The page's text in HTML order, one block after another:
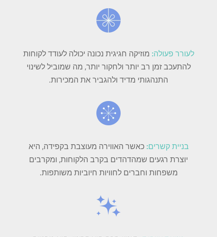
לעורר פעולה: מוזיקה חגיגית נכונה יכולה לעודד לקוחות
להתעכב זמן רב יותר ולחקור יותר, מה שמוביל לשינוי
התנהגותי מדיד ולהגביר את המכירות.
בניית קשרים: כאשר האווירה מעוצבת בקפידה, היא
יוצרת רגעים שמהדהדים בקרב הלקוחות, ומקרבים
משפחות וחברים לחוויות חיוביות משותפות.